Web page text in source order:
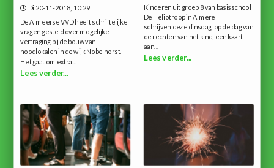
Di 20-11-2018, 10:29
De Almeerse VVD heeft schriftelijke
vragen gesteld over mogelijke
vertraging bij de bouw van
noodlokalen in de wijk Nobelhorst.
Het gaat om extra...
Lees verder...
Kinderen uit groep 8 van basisschool
De Heliotroop in Almere
schrijven deze dinsdag, op de dag van
de rechten van het kind, een kaart
aan...
Lees verder...